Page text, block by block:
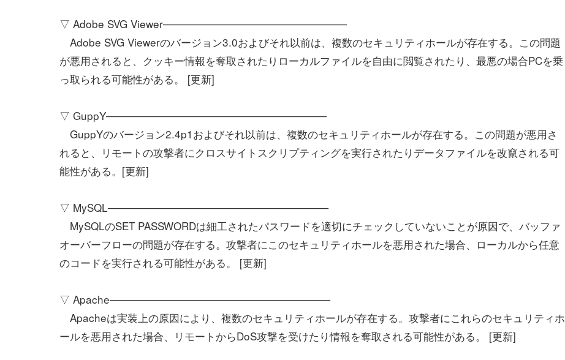
▽ Adobe SVG Viewer─────────────────────────
Adobe SVG Viewerのバージョン3.0およびそれ以前は、複数のセキュリティホールが存在する。この問題
が悪用されると、クッキー情報を奪取されたりローカルファイルを自由に閲覧されたり、最悪の場合PCを乗
っ取られる可能性がある。 [更新]
▽ GuppY──────────────────────────────
GuppYのバージョン2.4p1およびそれ以前は、複数のセキュリティホールが存在する。この問題が悪用さ
れると、リモートの攻撃者にクロスサイトスクリプティングを実行されたりデータファイルを改竄される可
能性がある。[更新]
▽ MySQL──────────────────────────────
MySQLのSET PASSWORDは細工されたパスワードを適切にチェックしていないことが原因で、バッファ
オーバーフローの問題が存在する。攻撃者にこのセキュリティホールを悪用された場合、ローカルから任意
のコードを実行される可能性がある。 [更新]
▽ Apache──────────────────────────────
Apacheは実装上の原因により、複数のセキュリティホールが存在する。攻撃者にこれらのセキュリティホ
ールを悪用された場合、リモートからDoS攻撃を受けたり情報を奪取される可能性がある。 [更新]